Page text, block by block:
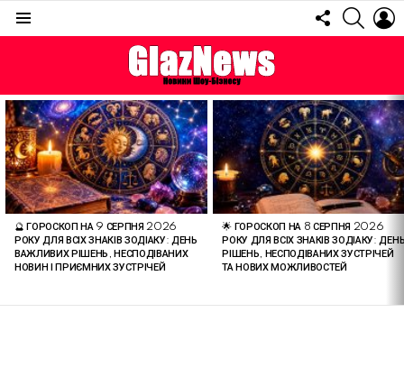
FOLLOW
US
ОСТАННІ
СТАТТІ
🔮 ГОРОСКОП НА 9 СЕРПНЯ 2026
РОКУ ДЛЯ ВСІХ ЗНАКІВ ЗОДІАКУ: ДЕНЬ
ВАЖЛИВИХ РІШЕНЬ, НЕСПОДІВАНИХ
НОВИН І ПРИЄМНИХ ЗУСТРІЧЕЙ
🌟 ГОРОСКОП НА 8 СЕРПНЯ 2026
РОКУ ДЛЯ ВСІХ ЗНАКІВ ЗОДІАКУ:
РІШЕНЬ, НЕСПОДІВАНИХ ЗУСТРІЧЕЙ
ТА НОВИХ МОЖЛИВОСТЕЙ